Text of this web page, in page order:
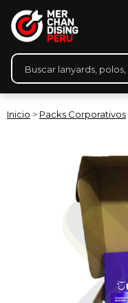
Búsqueda
Inicio > Packs Corporativos